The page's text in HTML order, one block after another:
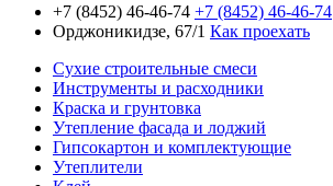
+7 (8452) 46-46-74 +7 (8452) 46-46-74
Орджоникидзе, 67/1 Как проехать
Сухие строительные смеси
Инструменты и расходники
Краска и грунтовка
Утепление фасада и лоджий
Гипсокартон и комплектующие
Утеплители